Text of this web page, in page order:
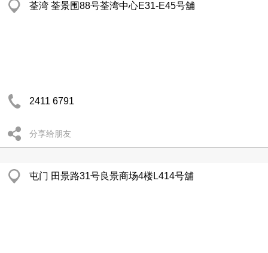
荃湾 荃景围88号荃湾中心E31-E45号舖
2411 6791
分享给朋友
屯门 田景路31号良景商场4楼L414号舖